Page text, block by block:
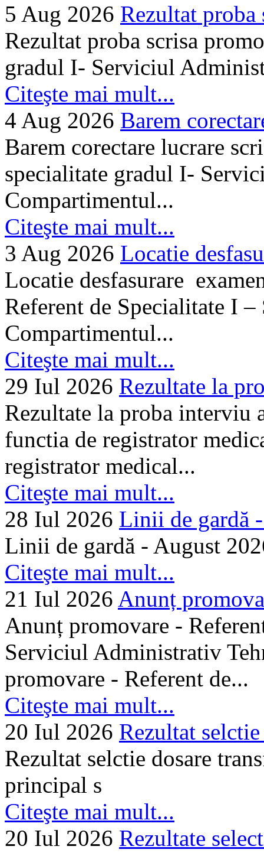
5 Aug 2026 Rezultat proba
Rezultat proba scrisa
gradul I- Serviciul
Citeşte mai mult...
4 Aug 2026 Barem
Barem corectare lucrare
specialitate gradul I-
Compartimentul...
Citeşte mai mult...
3 Aug 2026 Locatie
Locatie desfasurare
Referent de Specialitate I
Compartimentul...
Citeşte mai mult...
29 Iul 2026 Rezultate la
Rezultate la proba interviu
functia de registrator
registrator medical...
Citeşte mai mult...
28 Iul 2026 Linii de gardă
Linii de gardă - August
Citeşte mai mult...
21 Iul 2026 Anunț
Anunț promovare -
Serviciul Administrativ
promovare - Referent de...
Citeşte mai mult...
20 Iul 2026 Rezultat
Rezultat selctie dosare
principal s
Citeşte mai mult...
20 Iul 2026 Rezultate